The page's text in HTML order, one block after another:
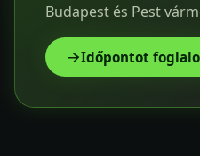
Budapest és Pest
Időpontot